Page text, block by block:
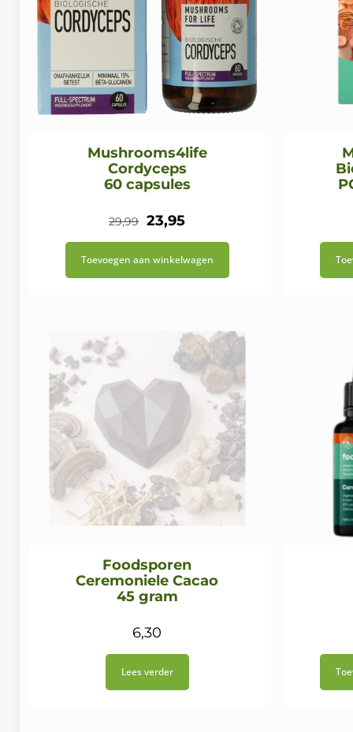
Mushrooms4life
Cordyceps
60 capsules
29,99 Oorspronkelijke
prijs
23,95Huidige
prijs
is:
Toevoegen aan winkelwagen
Foodsporen
Ceremoniele Cacao​
45 gram
6,30
Lees verder